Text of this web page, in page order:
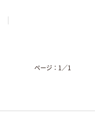
ページ： 1 ／1